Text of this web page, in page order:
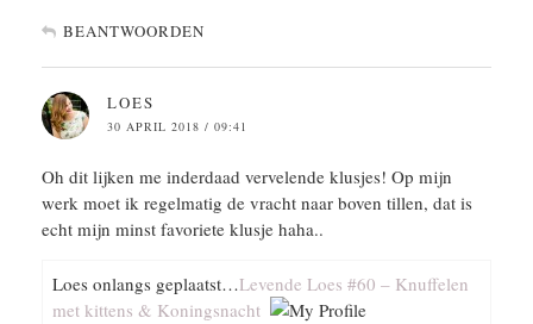
BEANTWOORDEN
LOES
30 APRIL 2018 / 09:41
Oh dit lijken me inderdaad vervelende klusjes! Op mijn
werk moet ik regelmatig de vracht naar boven tillen, dat is
echt mijn minst favoriete klusje haha..
Loes onlangs geplaatst…Levende Loes #60 – Knuffelen
met kittens & Koningsnacht